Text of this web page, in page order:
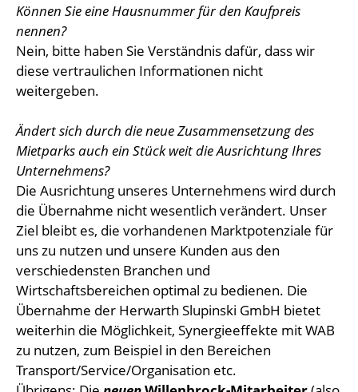
Können Sie eine Hausnummer für den Kaufpreis
nennen?
Nein, bitte haben Sie Verständnis dafür, dass wir
diese vertraulichen Informationen nicht
weitergeben.
Ändert sich durch die neue Zusammensetzung des
Mietparks auch ein Stück weit die Ausrichtung Ihres
Unternehmens?
Die Ausrichtung unseres Unternehmens wird durch
die Übernahme nicht wesentlich verändert. Unser
Ziel bleibt es, die vorhandenen Marktpotenziale für
uns zu nutzen und unsere Kunden aus den
verschiedensten Branchen und
Wirtschaftsbereichen optimal zu bedienen. Die
Übernahme der Herwarth Slupinski GmbH bietet
weiterhin die Möglichkeit, Synergieeffekte mit WAB
zu nutzen, zum Beispiel in den Bereichen
Transport/Service/Organisation etc.